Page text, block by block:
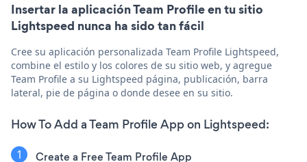
Insertar la aplicación Team Profile en tu sitio
Lightspeed nunca ha sido tan fácil
Cree su aplicación personalizada Team Profile Lightspeed,
combine el estilo y los colores de su sitio web, y agregue
Team Profile a su Lightspeed página, publicación, barra
lateral, pie de página o donde desee en su sitio.
How To Add a Team Profile App on Lightspeed:
Create a Free Team Profile App